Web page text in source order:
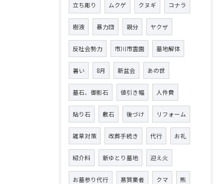
立ち彫り ムクゲ クヌギ コナラ
樹液 暴力団 親分 ヤクザ
反社会勢力 市川市霊園 墓地解体
暑い 8月 新盆会 あの世
墓石、御影石 値引き幅 人件費
貼り石 敷石 後づけ リフォーム
雑草対策 改葬手続き 代行 お礼
紹介料 新ゆとり墓地 迎え火
お墓参り代行 悪質業者 クマ 熊